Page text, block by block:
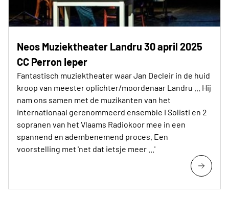
Neos Muziektheater Landru 30 april 2025
CC Perron Ieper
Fantastisch muziektheater waar Jan Decleir in de huid
kroop van meester oplichter/moordenaar Landru ... Hij
nam ons samen met de muzikanten van het
internationaal gerenommeerd ensemble I Solisti en 2
sopranen van het Vlaams Radiokoor mee in een
spannend en adembenemend proces. Een
voorstelling met 'net dat ietsje meer ...'